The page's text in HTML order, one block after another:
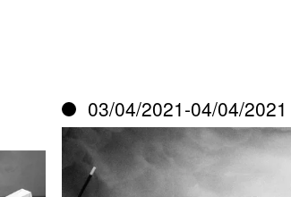
03/04/2021-04/04/